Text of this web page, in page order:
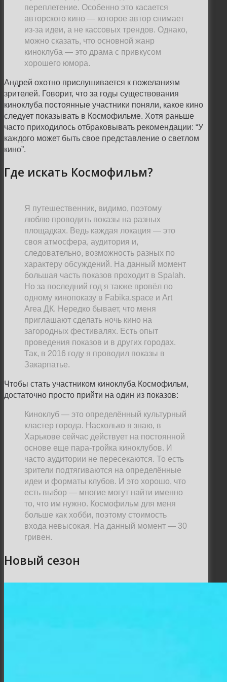
переплетение. Особенно это касается
авторского кино — которое автор снимает
из-за идеи, а не кассовых трендов. Однако,
можно сказать, что основной жанр
киноклуба — это драма с привкусом
хорошего юмора.
Андрей охотно прислушивается к пожеланиям
зрителей. Говорит, что за годы существования
киноклуба постоянные участники поняли, какое кино
следует показывать в Космофильме. Хотя раньше
часто приходилось отбраковывать рекомендации: “У
каждого может быть свое представление о светлом
кино”.
Где искать Космофильм?
Я путешественник, видимо, поэтому
люблю проводить показы на разных
площадках. Ведь каждая локация — это
своя атмосфера, аудитория и,
следовательно, возможность разных по
характеру обсуждений. На данный момент
большая часть показов проходит в Spalah.
Но за последний год я также провёл по
одному кинопоказу в Fabika.space и Art
Area ДК. Нередко бывает, что меня
приглашают сделать ночь кино на
загородных фестивалях. Есть опыт
проведения показов и в других городах.
Так, в 2016 году я проводил показы в
Закарпатье.
Чтобы стать участником киноклуба Космофильм,
достаточно просто прийти на один из показов:
Киноклуб — это определённый культурный
кластер города. Насколько я знаю, в
Харькове сейчас действует на постоянной
основе еще пара-тройка киноклубов. И
часто аудитории не пересекаются. То есть
зрители подтягиваются на определённые
идеи и форматы клубов. И это хорошо, что
есть выбор — многие могут найти именно
то, что им нужно. Космофильм для меня
больше как хобби, поэтому стоимость
входа невысокая. На данный момент — 30
гривен.
Новый сезон